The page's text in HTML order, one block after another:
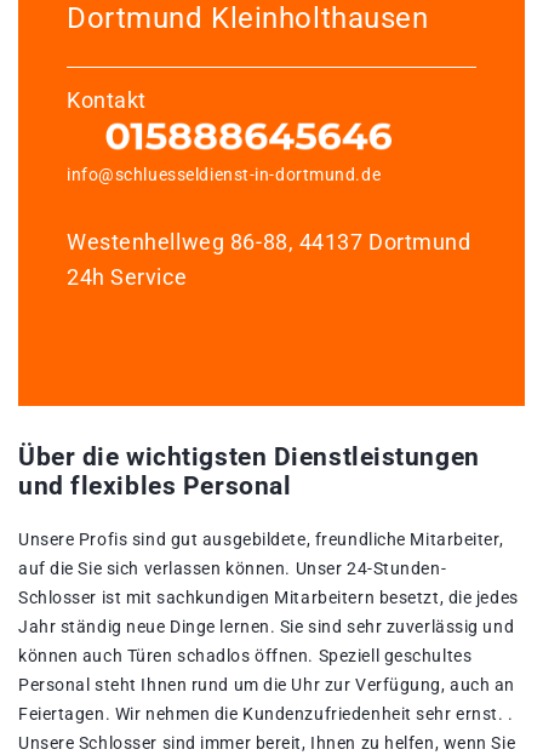
Dortmund Kleinholthausen
Kontakt
info@schluesseldienst-in-dortmund.de
Westenhellweg 86-88, 44137 Dortmund
24h Service
Über die wichtigsten Dienstleistungen
und flexibles Personal
Unsere Profis sind gut ausgebildete, freundliche Mitarbeiter,
auf die Sie sich verlassen können. Unser 24-Stunden-
Schlosser ist mit sachkundigen Mitarbeitern besetzt, die jedes
Jahr ständig neue Dinge lernen. Sie sind sehr zuverlässig und
können auch Türen schadlos öffnen. Speziell geschultes
Personal steht Ihnen rund um die Uhr zur Verfügung, auch an
Feiertagen. Wir nehmen die Kundenzufriedenheit sehr ernst. .
Unsere Schlosser sind immer bereit, Ihnen zu helfen, wenn Sie